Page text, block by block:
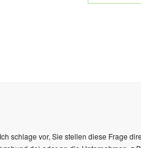
schlage vor, Sie stellen diese Frage